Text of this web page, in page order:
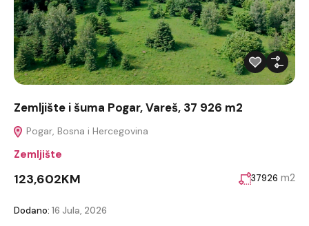
Zemljište i šuma Pogar, Vareš, 37 926 m2
Pogar, Bosna i Hercegovina
Zemljište
123,602KM 37926 m2
Dodano: 16 Jula, 2026